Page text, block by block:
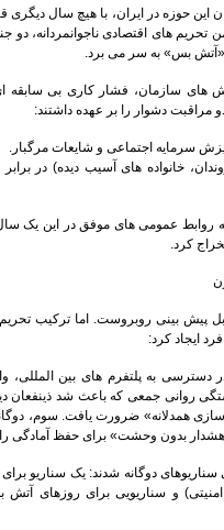
ماهانه ۲۷۶ شرکت تولیدی پذیرفته
شده در بورس تهران
افزایش سقف سرمایه‌گذاری
خواسته‌های همیشگی فعالان بازار
آخرین خبرها
راهکارهای اتصال بازار بیمه با
ایران با حمایت بانک پاسارگاد+
گزارش تصویری
بیمه رازی اولین شرکت ایرانی با
رتبه اعتباری بین المللی
موسسه کوثر را تصویب کردند
پیش بینی رشد 29 درصدی
درآمدهای مالیاتی در سال 95
هنرمندان، نویسندگان و روزنامه
تغییر رییس بورس به مذاق
سهامداران خوش آمد
12 روزه و